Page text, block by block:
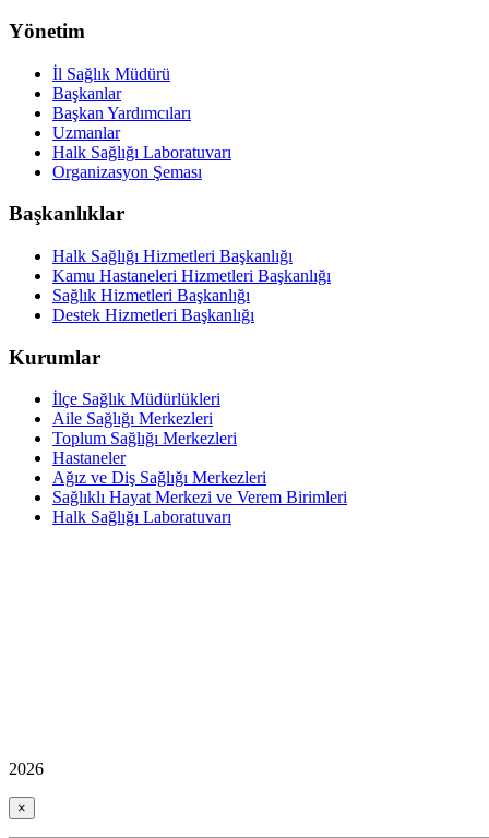
Yönetim
İl Sağlık Müdürü
Başkanlar
Başkan Yardımcıları
Uzmanlar
Halk Sağlığı Laboratuvarı
Organizasyon Şeması
Başkanlıklar
Halk Sağlığı Hizmetleri Başkanlığı
Kamu Hastaneleri Hizmetleri Başkanlığı
Sağlık Hizmetleri Başkanlığı
Destek Hizmetleri Başkanlığı
Kurumlar
İlçe Sağlık Müdürlükleri
Aile Sağlığı Merkezleri
Toplum Sağlığı Merkezleri
Hastaneler
Ağız ve Diş Sağlığı Merkezleri
Sağlıklı Hayat Merkezi ve Verem Birimleri
Halk Sağlığı Laboratuvarı
2026
×